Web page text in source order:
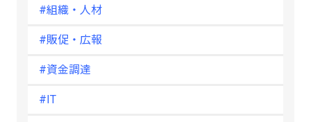
#組織・人材
#販促・広報
#資金調達
#IT